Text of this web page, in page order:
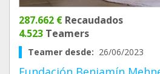
287.662 € Recaudados
4.523 Teamers
Teamer desde: 26/06/2023